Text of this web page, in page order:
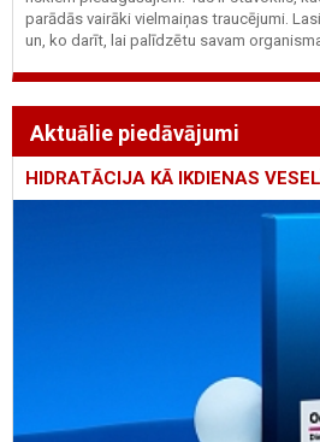
parādās vairāki vielmaiņas traucējumi.
un, ko darīt, lai palīdzētu savam
Aktuālie piedāvājumi
HIDRATĀCIJA KĀ IKDIENAS